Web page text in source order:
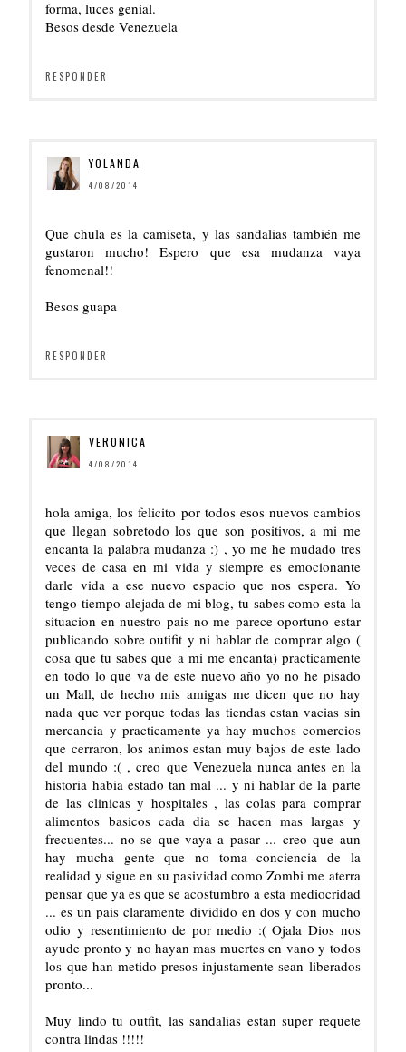
forma, luces genial.
Besos desde Venezuela
RESPONDER
YOLANDA
4/08/2014
Que chula es la camiseta, y las sandalias también me
gustaron mucho! Espero que esa mudanza vaya
fenomenal!!
Besos guapa
RESPONDER
VERONICA
4/08/2014
hola amiga, los felicito por todos esos nuevos cambios
que llegan sobretodo los que son positivos, a mi me
encanta la palabra mudanza :) , yo me he mudado tres
veces de casa en mi vida y siempre es emocionante
darle vida a ese nuevo espacio que nos espera. Yo
tengo tiempo alejada de mi blog, tu sabes como esta la
situacion en nuestro pais no me parece oportuno estar
publicando sobre outifit y ni hablar de comprar algo (
cosa que tu sabes que a mi me encanta) practicamente
en todo lo que va de este nuevo año yo no he pisado
un Mall, de hecho mis amigas me dicen que no hay
nada que ver porque todas las tiendas estan vacias sin
mercancia y practicamente ya hay muchos comercios
que cerraron, los animos estan muy bajos de este lado
del mundo :( , creo que Venezuela nunca antes en la
historia habia estado tan mal ... y ni hablar de la parte
de las clinicas y hospitales , las colas para comprar
alimentos basicos cada dia se hacen mas largas y
frecuentes... no se que vaya a pasar ... creo que aun
hay mucha gente que no toma conciencia de la
realidad y sigue en su pasividad como Zombi me aterra
pensar que ya es que se acostumbro a esta mediocridad
... es un pais claramente dividido en dos y con mucho
odio y resentimiento de por medio :( Ojala Dios nos
ayude pronto y no hayan mas muertes en vano y todos
los que han metido presos injustamente sean liberados
pronto...
Muy lindo tu outfit, las sandalias estan super requete
contra lindas !!!!!